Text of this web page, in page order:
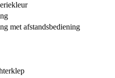
met afstandsbediening